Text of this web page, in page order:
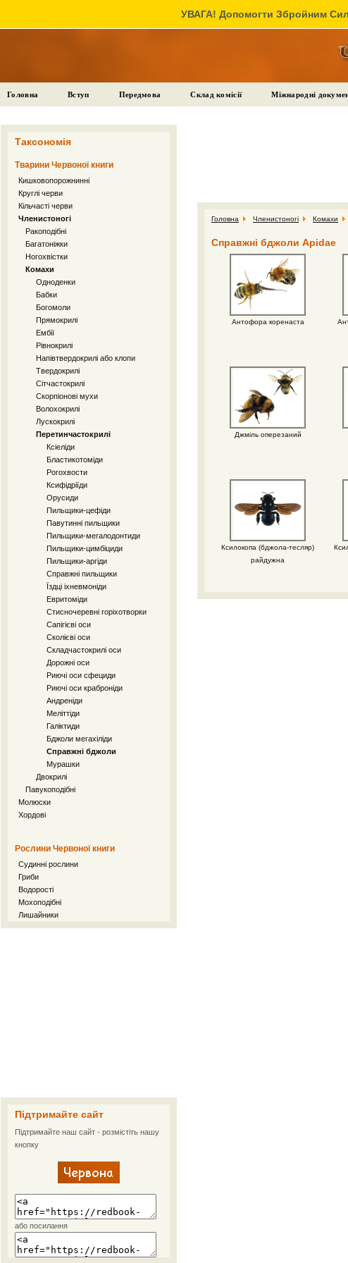
УВАГА! Допомогти Збройним
Головна Вступ Передмова Склад комісії Міжнародні
Таксономія
Тварини Червоної книги
Кишковопорожнинні
Круглі черви
Кільчасті черви
Членистоногі
Ракоподібні
Багатоніжки
Ногохвістки
Комахи
Одноденки
Бабки
Богомоли
Прямокрилі
Ембії
Рівнокрилі
Напівтвердокрилі або клопи
Твердокрилі
Сітчастокрилі
Скорпіонові мухи
Волохокрилі
Лускокрилі
Перетинчастокрилі
Ксіеліди
Бластикотоміди
Рогохвости
Ксифідріїди
Орусиди
Пильщики-цефіди
Павутинні пильщики
Пильщики-мегалодонтиди
Пильщики-цимбіциди
Пильщики-аргіди
Справжні пильщики
Їздці іхневмоніди
Евритоміди
Стисночеревні горіхотворки
Сапігієві оси
Сколієві оси
Складчастокрилі оси
Дорожні оси
Риючі оси сфециди
Риючі оси краброніди
Андреніди
Меліттіди
Галіктиди
Бджоли мегахіліди
Справжні бджоли
Мурашки
Двокрилі
Павукоподібні
Молюски
Хордові
Рослини Червоної книги
Судинні рослини
Гриби
Водорості
Мохоподібні
Лишайники
Підтримайте сайт
Підтримайте наш сайт - розмістіть нашу
кнопку
або посилання
Головна Членистоногі Комахи
Справжні бджоли Apidae
Антофора коренаста
Джміль оперезаний
Ксилокопа (бджола-тесляр)
райдужна